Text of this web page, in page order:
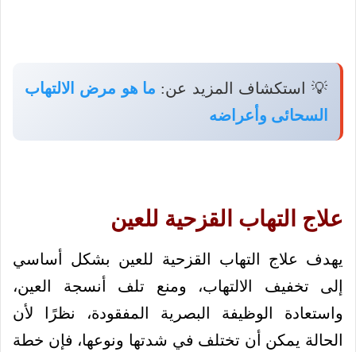
💡 استكشاف المزيد عن: ما هو مرض الالتهاب
السحائى وأعراضه
علاج التهاب القزحية للعين
يهدف علاج التهاب القزحية للعين بشكل أساسي
إلى تخفيف الالتهاب، ومنع تلف أنسجة العين،
واستعادة الوظيفة البصرية المفقودة، نظرًا لأن
الحالة يمكن أن تختلف في شدتها ونوعها، فإن خطة